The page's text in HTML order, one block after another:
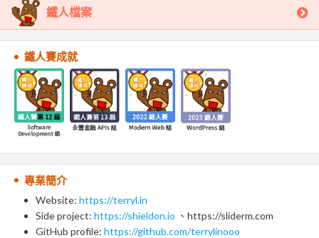
鐵人檔案
鐵人賽成就
專業簡介
Website: https://terryl.in
Side project: https://shieldon.io 、https://sliderm.com
GitHub profile: https://github.com/terrylinooo